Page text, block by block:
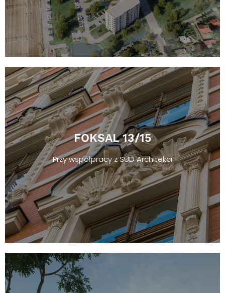
FOKSAL 13/15
Przy współpracy z SUD Architekci